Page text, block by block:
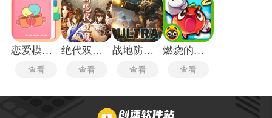
恋爱模拟器游戏
查看
绝代双骄单机版
查看
战地防御3中文版
查看
燃烧的蔬菜2新年版
查看